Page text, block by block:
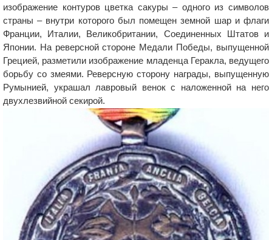
изображение контуров цветка сакуры – одного из символов
страны – внутри которого был помещен земной шар и флаги
Франции, Италии, Великобритании, Соединенных Штатов и
Японии. На реверсной стороне Медали Победы, выпущенной
Грецией, разметили изображение младенца Геракла, ведущего
борьбу со змеями. Реверсную сторону награды, выпущенную
Румынией, украшал лавровый венок с наложенной на него
двухлезвийной секирой.